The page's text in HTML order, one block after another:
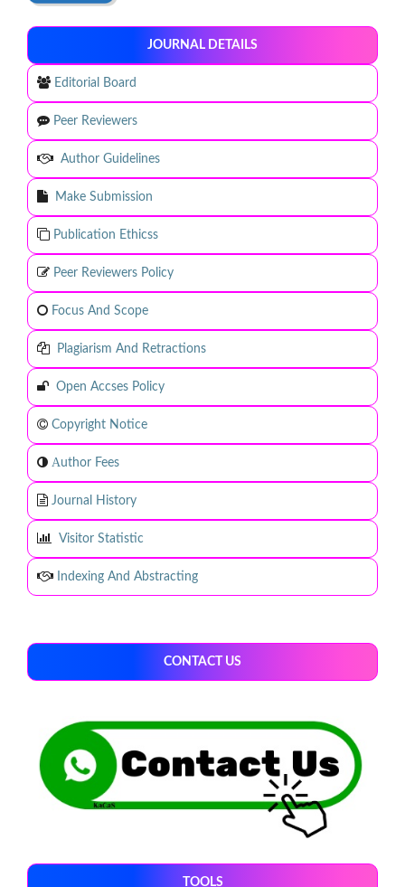
JOURNAL DETAILS
Editorial Board
Peer Reviewers
Author Guidelines
Make Submission
Publication Ethicss
Peer Reviewers Policy
Focus And Scope
Plagiarism And Retractions
Open Accses Policy
Copyright Notice
Author Fees
Journal History
Visitor Statistic
Indexing And Abstracting
CONTACT US
TOOLS